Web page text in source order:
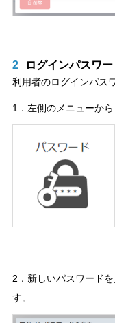
2 ログインパスワ
利用者のログインパス
1．左側のメニューか
2．新しいパスワード
す。